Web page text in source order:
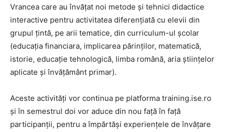
Vrancea care au învăţat noi metode şi tehnici didactice
interactive pentru activitatea diferenţiată cu elevii din
grupul ţintă, pe arii tematice, din curriculum-ul şcolar
(educaţia financiara, implicarea părinților, matematică,
istorie, educație tehnologică, limba română, aria științelor
aplicate şi învățământ primar).
Aceste activități vor continua pe platforma training.ise.ro
şi în semestrul doi vor aduce din nou față în față
participanții, pentru a împărtăși experiențele de învățare